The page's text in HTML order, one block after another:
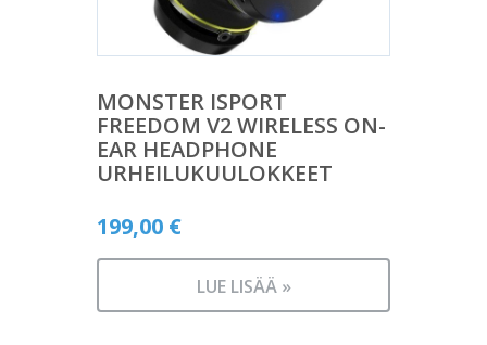
MONSTER ISPORT
FREEDOM V2 WIRELESS ON-
EAR HEADPHONE
URHEILUKUULOKKEET
199,00 €
LUE LISÄÄ »